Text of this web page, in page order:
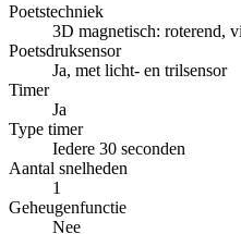
Poetstechniek
3D magnetisch: roterend,
Poetsdruksensor
Ja, met licht- en trilsensor
Timer
Ja
Type timer
Iedere 30 seconden
Aantal snelheden
1
Geheugenfunctie
Nee